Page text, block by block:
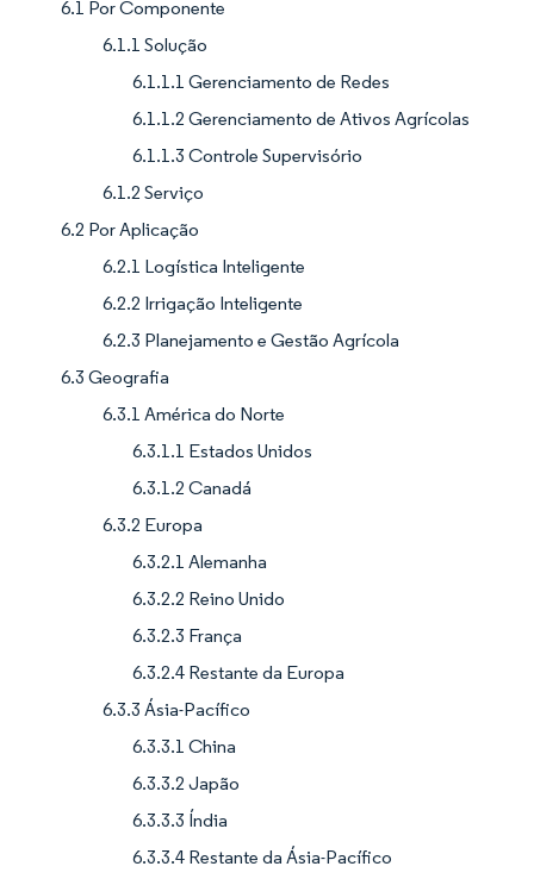
6.1 Por Componente
6.1.1 Solução
6.1.1.1 Gerenciamento de Redes
6.1.1.2 Gerenciamento de Ativos Agrícolas
6.1.1.3 Controle Supervisório
6.1.2 Serviço
6.2 Por Aplicação
6.2.1 Logística Inteligente
6.2.2 Irrigação Inteligente
6.2.3 Planejamento e Gestão Agrícola
6.3 Geografia
6.3.1 América do Norte
6.3.1.1 Estados Unidos
6.3.1.2 Canadá
6.3.2 Europa
6.3.2.1 Alemanha
6.3.2.2 Reino Unido
6.3.2.3 França
6.3.2.4 Restante da Europa
6.3.3 Ásia-Pacífico
6.3.3.1 China
6.3.3.2 Japão
6.3.3.3 Índia
6.3.3.4 Restante da Ásia-Pacífico